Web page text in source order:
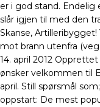
er i god stand. Endelig
slår igjen til med den
Skanse,
mot brann utenfra
14. april 2012
ønsker velkommen til
april. Still spørsmål
oppstart: De mest